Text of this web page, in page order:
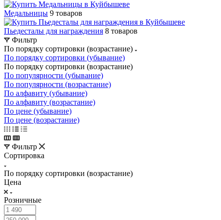
Медальницы 9 товаров
Пьедесталы для награждения 8 товаров
Фильтр
По порядку сортировки (возрастание)
По порядку сортировки (убывание)
По порядку сортировки (возрастание)
По популярности (убывание)
По популярности (возрастание)
По алфавиту (убывание)
По алфавиту (возрастание)
По цене (убывание)
По цене (возрастание)
Фильтр
Сортировка
По порядку сортировки (возрастание)
Цена
Розничные